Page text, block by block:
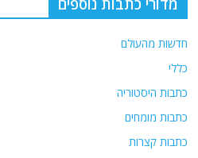
p
o מדורי כתבות נוספים
חדשות מהעולם
כללי
כתבות היסטוריה
כתבות מומחים
כתבות קצרות